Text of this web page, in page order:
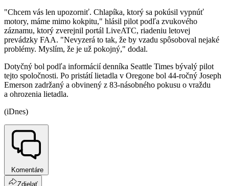
"Chcem vás len upozorniť. Chlapíka, ktorý sa pokúsil vypnúť
motory, máme mimo kokpitu," hlásil pilot podľa zvukového
záznamu, ktorý zverejnil portál LiveATC, riadeniu letovej
prevádzky FAA. "Nevyzerá to tak, že by vzadu spôsoboval nejaké
problémy. Myslím, že je už pokojný," dodal.
Dotyčný bol podľa informácií denníka Seattle Times bývalý pilot
tejto spoločnosti. Po pristátí lietadla v Oregone bol 44-ročný Joseph
Emerson zadržaný a obvinený z 83-násobného pokusu o vraždu
a ohrozenia lietadla.
(iDnes)
Komentáre
Zdielať